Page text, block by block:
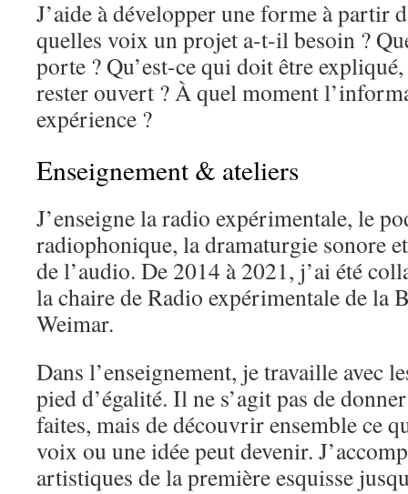
J’aide à développer une forme à partir
quelles voix un projet a-t-il besoin ?
porte ? Qu’est-ce qui doit être
rester ouvert ? À quel moment
expérience ?
Enseignement & ateliers
J’enseigne la radio expérimentale, le
radiophonique, la dramaturgie sonore
de l’audio. De 2014 à 2021, j’ai été
la chaire de Radio expérimentale de la
Weimar.
Dans l’enseignement, je travaille avec
pied d’égalité. Il ne s’agit pas de
faites, mais de découvrir ensemble ce
voix ou une idée peut devenir.
artistiques de la première esquisse